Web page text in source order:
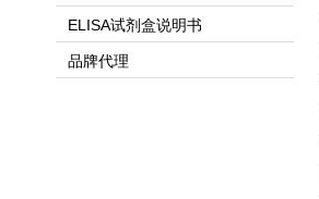
ELISA试剂盒说明书
品牌代理